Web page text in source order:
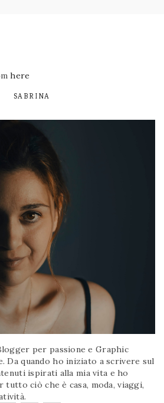
here
SABRINA
per passione e Graphic
Da quando ho iniziato a scrivere sul
ispirati alla mia vita e ho
ciò che è casa, moda, viaggi,